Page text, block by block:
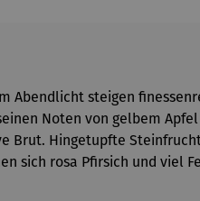
Abendlicht steigen
Noten von gelbem
Brut. Hingetupfte
sich rosa Pfirsich und viel